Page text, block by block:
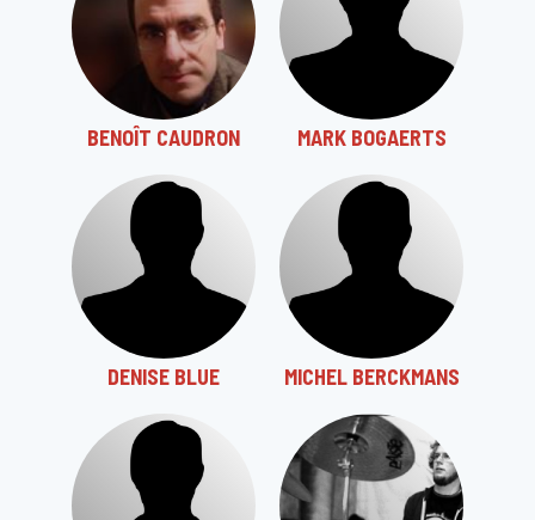
BENOÎT CAUDRON MARK BOGAERTS
DENISE BLUE MICHEL BERCKMANS